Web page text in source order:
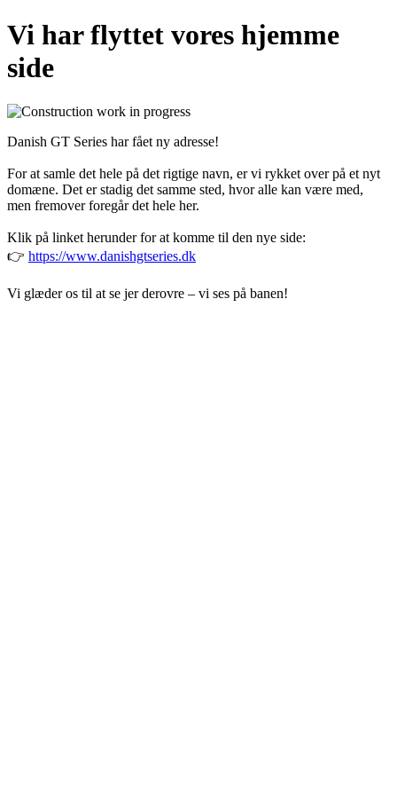
Vi har flyttet vores hjemme
side
Danish GT Series har fået ny adresse!
For at samle det hele på det rigtige navn, er vi rykket over på et nyt
domæne. Det er stadig det samme sted, hvor alle kan være med,
men fremover foregår det hele her.
Klik på linket herunder for at komme til den nye side:
👉 https://www.danishgtseries.dk
Vi glæder os til at se jer derovre – vi ses på banen!